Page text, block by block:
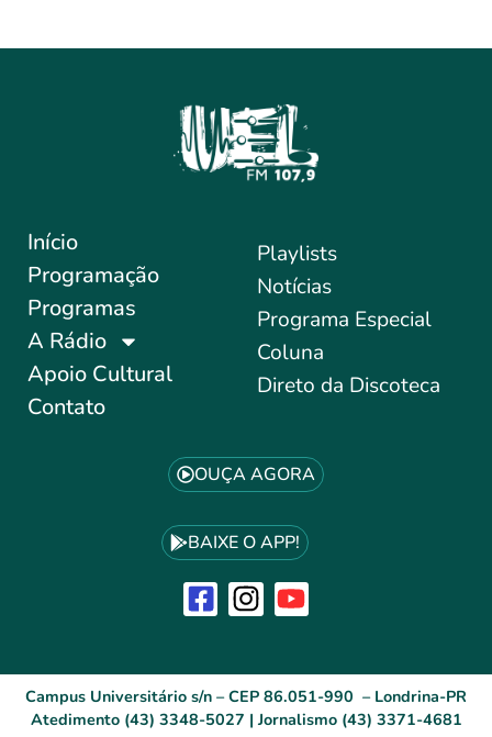
Início
Programação
Programas
A Rádio
Apoio Cultural
Contato
Playlists
Notícias
Programa Especial
Coluna
Direto da Discoteca
OUÇA AGORA
BAIXE O APP!
Campus Universitário s/n – CEP 86.051-990 – Londrina-PR
Atedimento (43) 3348-5027 | Jornalismo (43) 3371-4681